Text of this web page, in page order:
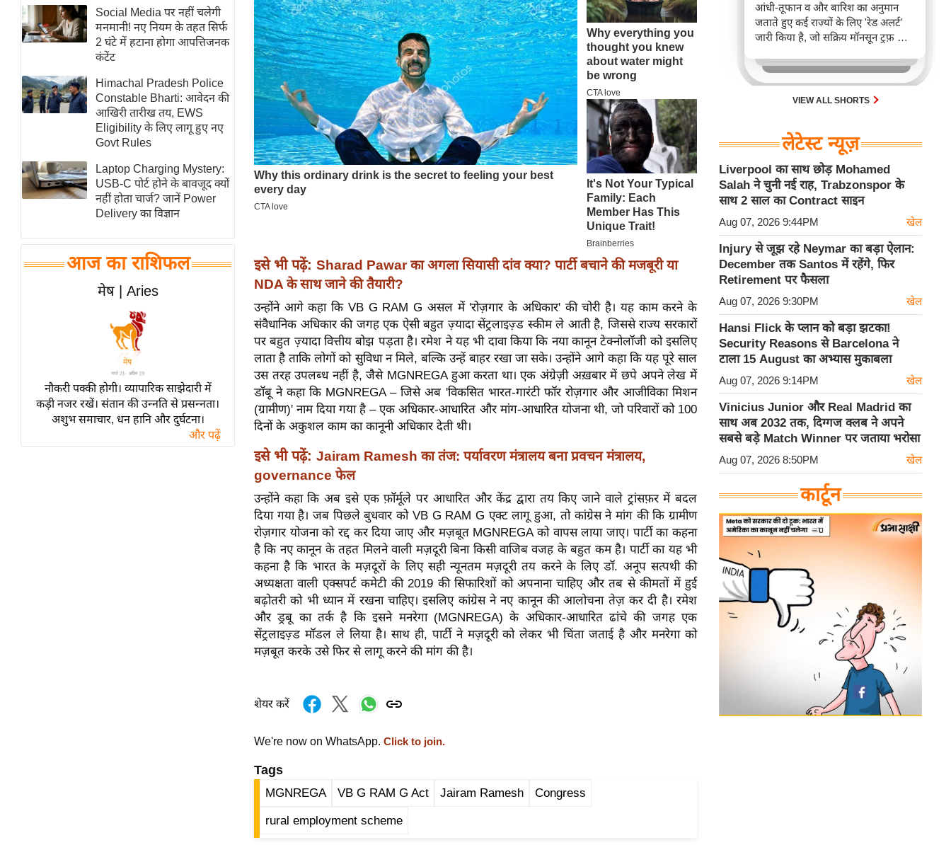
फिटनेस मंत्रा
रिलेशनशिप
राजनीति
विश्लेषण
समसामयिक
मातृभूमि
एम.
आर.
आई.
समीक्षा
धर्म
ज्योतिष
त्योहार
राशिफल
विशेष
विश्लेषण
Social Media पर नहीं चलेगी
मनमानी! नए नियम के तहत सिर्फ
2 घंटे में हटाना होगा आपत्तिजनक
कंटेंट
Himachal Pradesh Police
Constable Bharti: आवेदन की
आखिरी तारीख तय, EWS
Eligibility के लिए लागू हुए नए
Govt Rules
Laptop Charging Mystery:
USB-C पोर्ट होने के बावजूद क्यों
नहीं होता चार्ज? जानें Power
Delivery का विज्ञान
आज का राशिफल
मेष | Aries
नौकरी पक्की होगी। व्यापारिक साझेदारी में
कड़ी नजर रखें। संतान की उन्नति से प्रसन्नता।
अशुभ समाचार, धन हानि और दुर्घटना।
और पढ़ें
इसे भी पढ़ें: Sharad Pawar का अगला सियासी दांव क्या? पार्टी बचाने की मजबूरी या
NDA के साथ जाने की तैयारी?
उन्होंने आगे कहा कि VB G RAM G असल में 'रोज़गार के अधिकार' की चोरी है। यह काम करने के
संवैधानिक अधिकार की जगह एक ऐसी बहुत ज़्यादा सेंट्रलाइज़्ड स्कीम ले आती है, जिससे राज्य सरकारों
पर बहुत ज़्यादा वित्तीय बोझ पड़ता है। रमेश ने यह भी दावा किया कि नया कानून टेक्नोलॉजी को इसलिए
लाता है ताकि लोगों को सुविधा न मिले, बल्कि उन्हें बाहर रखा जा सके। उन्होंने आगे कहा कि यह पूरे साल
उस तरह उपलब्ध नहीं है, जैसे MGNREGA हुआ करता था। एक अंग्रेज़ी अख़बार में छपे अपने लेख में
डॉबू ने कहा कि MGNREGA – जिसे अब 'विकसित भारत-गारंटी फॉर रोज़गार और आजीविका मिशन
(ग्रामीण)' नाम दिया गया है – एक अधिकार-आधारित और मांग-आधारित योजना थी, जो परिवारों को 100
दिनों के अकुशल काम का कानूनी अधिकार देती थी।
इसे भी पढ़ें: Jairam Ramesh का तंज: पर्यावरण मंत्रालय बना प्रवचन मंत्रालय,
governance फेल
उन्होंने कहा कि अब इसे एक फ़ॉर्मूले पर आधारित और केंद्र द्वारा तय किए जाने वाले ट्रांसफ़र में बदल
दिया गया है। जब पिछले बुधवार को VB G RAM G एक्ट लागू हुआ, तो कांग्रेस ने मांग की कि ग्रामीण
रोज़गार योजना को रद्द कर दिया जाए और मज़बूत MGNREGA को वापस लाया जाए। पार्टी का कहना
है कि नए कानून के तहत मिलने वाली मज़दूरी बिना किसी वाजिब वजह के बहुत कम है। पार्टी का यह भी
कहना है कि भारत के मज़दूरों के लिए सही न्यूनतम मज़दूरी तय करने के लिए डॉ. अनूप सत्पथी की
अध्यक्षता वाली एक्सपर्ट कमेटी की 2019 की सिफारिशों को अपनाना चाहिए और तब से कीमतों में हुई
बढ़ोतरी को भी ध्यान में रखना चाहिए। इसलिए कांग्रेस ने नए कानून की आलोचना तेज़ कर दी है। रमेश
और ड्रबू का तर्क है कि इसने मनरेगा (MGNREGA) के अधिकार-आधारित ढांचे की जगह एक
सेंट्रलाइज़्ड मॉडल ले लिया है। साथ ही, पार्टी ने मज़दूरी को लेकर भी चिंता जताई है और मनरेगा को
मज़बूत करके उसे फिर से लागू करने की मांग की है।
शेयर करें
We're now on WhatsApp. Click to join.
Tags
MGNREGA VB G RAM G Act Jairam Ramesh Congress
rural employment scheme
आंधी-तूफान व और बारिश का अनुमान
जताते हुए कई राज्यों के लिए 'रेड अलर्ट'
जारी किया है, जो सक्रिय मॉनसून ट्रफ़ और
जिससे यातायात बाधित होने के साथ-साथ
सफदरजंग अस्पताल में भी जलभराव की
स्थिति बनी।VIEW ALL SHORTS
लेटेस्ट न्यूज़
Liverpool का साथ छोड़ Mohamed
Salah ने चुनी नई राह, Trabzonspor के
साथ 2 साल का Contract साइन
Aug 07, 2026 9:44PM खेल
Injury से जूझ रहे Neymar का बड़ा ऐलान:
December तक Santos में रहेंगे, फिर
Retirement पर फैसला
Aug 07, 2026 9:30PM खेल
Hansi Flick के प्लान को बड़ा झटका!
Security Reasons से Barcelona ने
टाला 15 August का अभ्यास मुकाबला
Aug 07, 2026 9:14PM खेल
Vinicius Junior और Real Madrid का
साथ अब 2032 तक, दिग्गज क्लब ने अपने
सबसे बड़े Match Winner पर जताया भरोसा
Aug 07, 2026 8:50PM खेल
कार्टून